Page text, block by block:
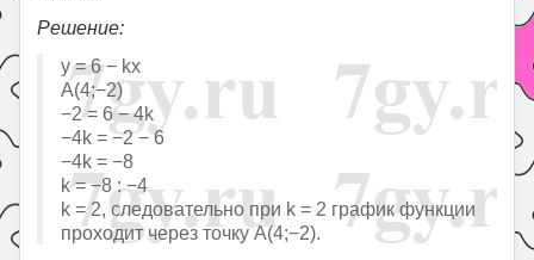
Решение:
y = 6 − kx
A(4;−2)
−2 = 6 − 4k
−4k = −2 − 6
−4k = −8
k = −8 : −4
k = 2, следовательно при k = 2 график функции
проходит через точку A(4;−2).